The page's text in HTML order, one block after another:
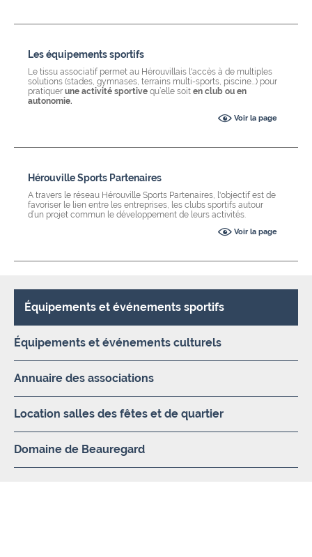
Les équipements sportifs
Le tissu associatif permet au Hérouvillais l'accès à de multiples
solutions (stades, gymnases, terrains multi-sports, piscine...) pour
pratiquer une activité sportive qu’elle soit en club ou en
autonomie.
Voir la page
Hérouville Sports Partenaires
A travers le réseau Hérouville Sports Partenaires, l'objectif est de
favoriser le lien entre les entreprises, les clubs sportifs autour
d’un projet commun le développement de leurs activités.
Voir la page
Équipements et événements sportifs
Équipements et événements culturels
Annuaire des associations
Location salles des fêtes et de quartier
Domaine de Beauregard